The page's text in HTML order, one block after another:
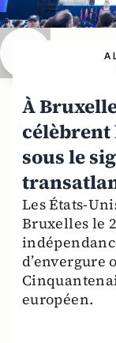
A
À
célèbrent
sous le
Les États-
Bruxelles le
d’envergure
européen.